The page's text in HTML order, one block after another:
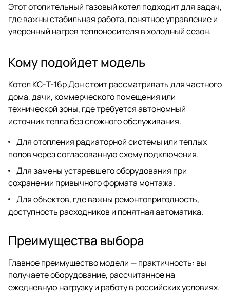
Этот отопительный газовый котел подходит для задач,
где важны стабильная работа, понятное управление и
уверенный нагрев теплоносителя в холодный сезон.
Кому подойдет модель
Котел КС-Т-16р Дон стоит рассматривать для частного
дома, дачи, коммерческого помещения или
технической зоны, где требуется автономный
источник тепла без сложного обслуживания.
Для отопления радиаторной системы или теплых
полов через согласованную схему подключения.
Для замены устаревшего оборудования при
сохранении привычного формата монтажа.
Для объектов, где важны ремонтопригодность,
доступность расходников и понятная автоматика.
Преимущества выбора
Главное преимущество модели — практичность: вы
получаете оборудование, рассчитанное на
ежедневную нагрузку и работу в российских условиях.